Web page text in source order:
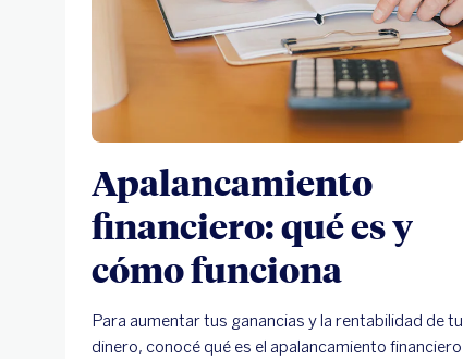
Apalancamiento
financiero: qué es y
cómo funciona
Para aumentar tus ganancias y la rentabilidad de tu
dinero, conocé qué es el apalancamiento financiero